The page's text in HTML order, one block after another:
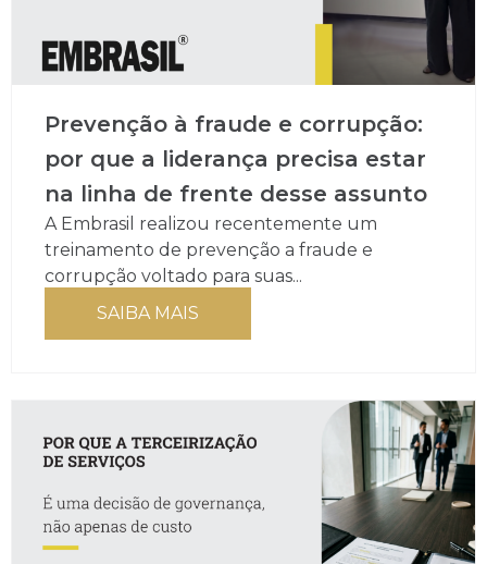
Prevenção à fraude e corrupção:
por que a liderança precisa estar
na linha de frente desse assunto
A Embrasil realizou recentemente um
treinamento de prevenção a fraude e
corrupção voltado para suas...
SAIBA MAIS